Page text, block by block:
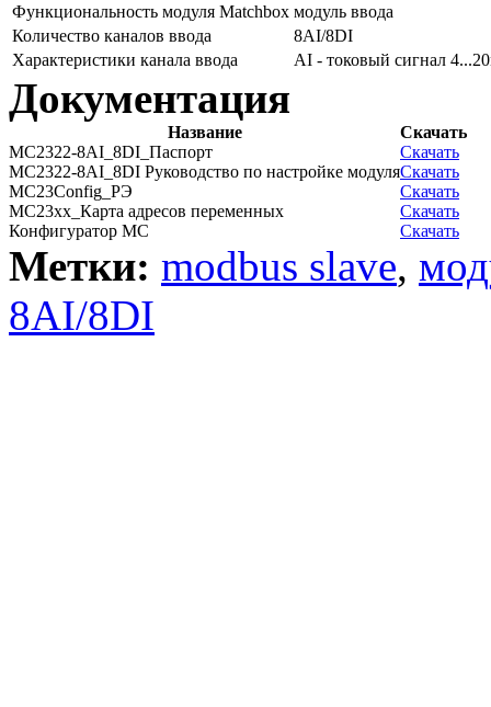
Функциональность модуля Matchbox модуль ввода
Количество каналов ввода
8AI/8DI
Характеристики канала ввода
AI - токовый сигнал
Документация
Название
Скачать
MC2322-8AI_8DI_Паспорт
Скачать
MC2322-8AI_8DI Руководство по настройке модуляСкачать
MC23Config_РЭ
Скачать
MC23xx_Карта адресов переменных
Скачать
Конфигуратор MC
Скачать
Метки: modbus slave,
8AI/8DI